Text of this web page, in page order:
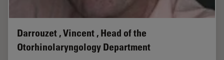
Darrouzet , Vincent , Head of the
Otorhinolaryngology Department